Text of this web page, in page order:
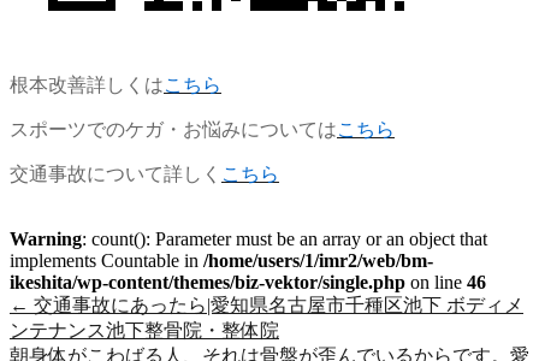
根本改善詳しくはこちら
スポーツでのケガ・お悩みについてはこちら
交通事故について詳しく こちら
Warning: count(): Parameter must be an array or an object that
implements Countable in /home/users/1/imr2/web/bm-
ikeshita/wp-content/themes/biz-vektor/single.php on line 46
← 交通事故にあったら|愛知県名古屋市千種区池下 ボディメ
ンテナンス池下整骨院・整体院
朝身体がこわばる人、それは骨盤が歪んでいるからです。愛